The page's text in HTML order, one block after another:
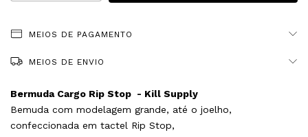
MEIOS DE PAGAMENTO
MEIOS DE ENVIO
Bermuda Cargo Rip Stop - Kill Supply
Bemuda com modelagem grande, até o joelho,
confeccionada em tactel Rip Stop,